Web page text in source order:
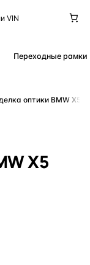
Переходные рамки
оптики BMW X5
X5